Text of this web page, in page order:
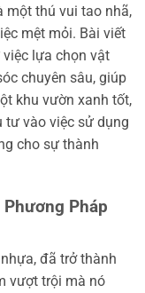
một thú vui tao nhã,
mệt mỏi. Bài viết
lựa chọn vật
chuyên sâu, giúp
khu vườn xanh tốt,
vào việc sử dụng
cho sự thành
Pháp
đã trở thành
vượt trội mà nó